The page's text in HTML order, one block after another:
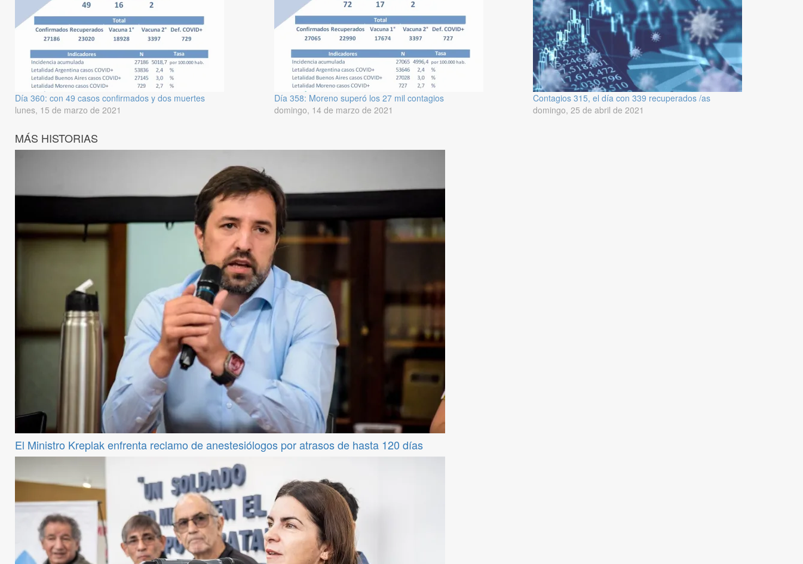
Día 360: con 49 casos confirmados y dos muertes
lunes, 15 de marzo de 2021
Día 358: Moreno superó los 27 mil contagios
domingo, 14 de marzo de 2021
Contagios 315, el día con 339 recuperados /as
domingo, 25 de abril de 2021
MÁS HISTORIAS
El Ministro Kreplak enfrenta reclamo de anestesiólogos por atrasos de hasta 120 días